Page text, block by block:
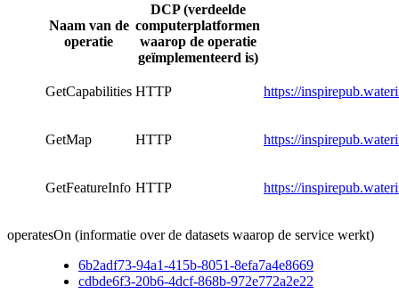
Naam van de
operatie
DCP (verdeelde
computerplatformen
waarop de operatie
geïmplementeerd is)
GetCapabilities HTTP https://
GetMap HTTP https://
GetFeatureInfo HTTP https://
operatesOn (informatie over de datasets waarop de service werkt)
6b2adf73-94a1-415b-8051-8efa7a4e8669
cdbde6f3-20b6-4dcf-868b-972e772a2e22